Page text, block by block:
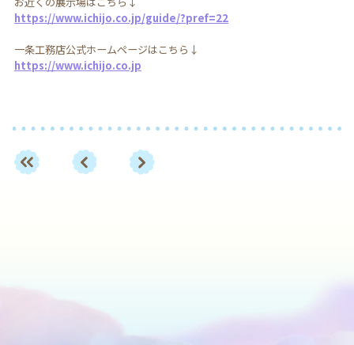
https://www.ichijo.co.jp/guide/?pref=22
一条工務店公式ホームページはこちら↓
https://www.ichijo.co.jp